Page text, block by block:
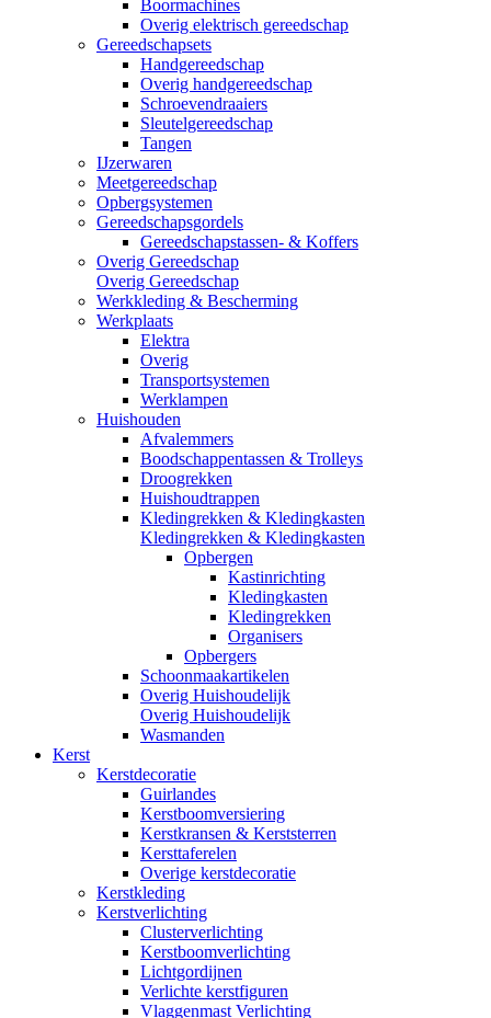
Boormachines
Overig elektrisch gereedschap
Gereedschapsets
Handgereedschap
Overig handgereedschap
Schroevendraaiers
Sleutelgereedschap
Tangen
IJzerwaren
Meetgereedschap
Opbergsystemen
Gereedschapsgordels
Gereedschapstassen- & Koffers
Overig Gereedschap
Overig Gereedschap
Werkkleding & Bescherming
Werkplaats
Elektra
Overig
Transportsystemen
Werklampen
Huishouden
Afvalemmers
Boodschappentassen & Trolleys
Droogrekken
Huishoudtrappen
Kledingrekken & Kledingkasten
Kledingrekken & Kledingkasten
Opbergen
Kastinrichting
Kledingkasten
Kledingrekken
Organisers
Opbergers
Schoonmaakartikelen
Overig Huishoudelijk
Overig Huishoudelijk
Wasmanden
Kerst
Kerstdecoratie
Guirlandes
Kerstboomversiering
Kerstkransen & Kerststerren
Kersttaferelen
Overige kerstdecoratie
Kerstkleding
Kerstverlichting
Clusterverlichting
Kerstboomverlichting
Lichtgordijnen
Verlichte kerstfiguren
Vlaggenmast Verlichting